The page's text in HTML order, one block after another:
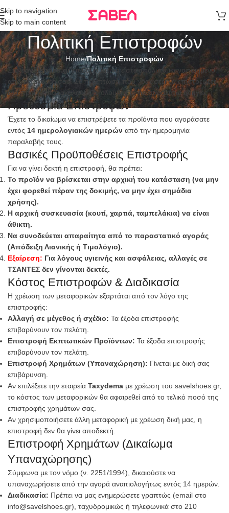
Skip to navigation
Skip to main content
άνω των 80€
Παραγγελία
Πολιτική Επιστροφών
Home/Πολιτική Επιστροφών
Στο savelshoes.grεπιθυμούμε να είστε απόλυτα ικανοποιημένοι
από τις αγορές σας. Σε περίπτωση που χρειαστεί να επιστρέψετε
ένα προϊόν, παρακαλούμε ακολουθήστε τις παρακάτω οδηγίες.
Προθεσμία Επιστροφών
Έχετε το δικαίωμα να επιστρέψετε τα προϊόντα που αγοράσατε
εντός 14 ημερολογιακών ημερών από την ημερομηνία
παραλαβής τους.
Βασικές Προϋποθέσεις Επιστροφής
Για να γίνει δεκτή η επιστροφή, θα πρέπει:
Το προϊόν να βρίσκεται στην αρχική του κατάσταση (να μην
έχει φορεθεί πέραν της δοκιμής, να μην έχει σημάδια
χρήσης).
Η αρχική συσκευασία (κουτί, χαρτιά, ταμπελάκια) να είναι
άθικτη.
Να συνοδεύεται απαραίτητα από το παραστατικό αγοράς
(Απόδειξη Λιανικής ή Τιμολόγιο).
Εξαίρεση: Για λόγους υγιεινής και ασφάλειας, αλλαγές σε
ΤΣΑΝΤΕΣ δεν γίνονται δεκτές.
Κόστος Επιστροφών & Διαδικασία
Η χρέωση των μεταφορικών εξαρτάται από τον λόγο της
επιστροφής:
Αλλαγή σε μέγεθος ή σχέδιο: Τα έξοδα επιστροφής
επιβαρύνουν τον πελάτη.
Επιστροφή Εκπτωτικών Προϊόντων: Τα έξοδα επιστροφής
επιβαρύνουν τον πελάτη.
Επιστροφή Χρημάτων (Υπαναχώρηση): Γίνεται με δική σας
επιβάρυνση.
Αν επιλέξετε την εταιρεία Taxydema με χρέωση του savelshoes.gr,
το κόστος των μεταφορικών θα αφαιρεθεί από το τελικό ποσό της
επιστροφής χρημάτων σας.
Αν χρησιμοποιήσετε άλλη μεταφορική με χρέωση δική μας, η
επιστροφή δεν θα γίνει αποδεκτή.
Επιστροφή Χρημάτων (Δικαίωμα
Υπαναχώρησης)
Σύμφωνα με τον νόμο (ν. 2251/1994), δικαιούστε να
υπαναχωρήσετε από την αγορά αναιτιολογήτως εντός 14 ημερών.
Διαδικασία: Πρέπει να μας ενημερώσετε γραπτώς (email στο
info@savelshoes.gr), ταχυδρομικώς ή τηλεφωνικά στο 210